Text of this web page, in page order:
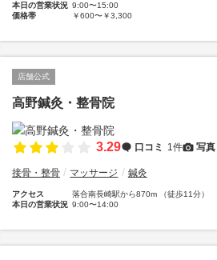
本日の営業状況 9:00〜15:00
価格帯
￥600〜￥3,300
店舗公式
高野鍼灸・整骨院
3.29 口コミ 1件 写真
接骨・整骨 マッサージ 鍼灸
アクセス
落合南長崎駅から870m （徒歩11分）
本日の営業状況 9:00〜14:00